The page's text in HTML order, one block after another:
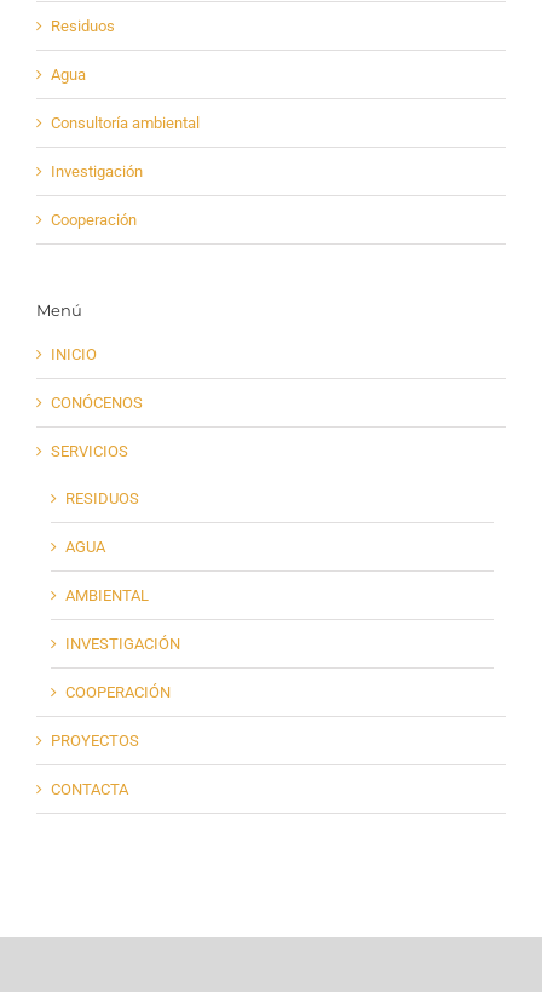
Residuos
Agua
Consultoría ambiental
Investigación
Cooperación
Menú
INICIO
CONÓCENOS
SERVICIOS
RESIDUOS
AGUA
AMBIENTAL
INVESTIGACIÓN
COOPERACIÓN
PROYECTOS
CONTACTA